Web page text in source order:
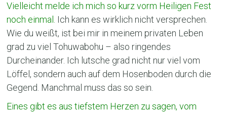
Vielleicht melde ich mich so kurz vorm Heiligen Fest
noch einmal. Ich kann es wirklich nicht versprechen.
Wie du weißt, ist bei mir in meinem privaten Leben
grad zu viel Tohuwabohu – also ringendes
Durcheinander. Ich lutsche grad nicht nur viel vom
Löffel, sondern auch auf dem Hosenboden durch die
Gegend. Manchmal muss das so sein.
Eines gibt es aus tiefstem Herzen zu sagen, vom